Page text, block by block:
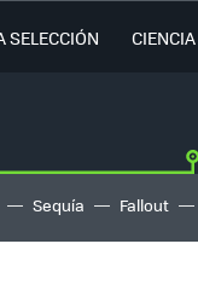
SELECCIÓN CIENCIA
Sequía Fallout